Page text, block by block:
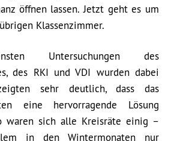
öffnen lassen. Jetzt geht es um
Klassenzimmer.
Untersuchungen des
des RKI und VDI wurden dabei
sehr deutlich, dass das
eine hervorragende Lösung
waren sich alle Kreisräte einig –
in den Wintermonaten nur